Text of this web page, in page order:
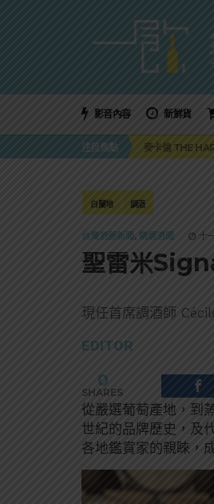
影音內容 新鮮貨
注目焦點
美國正式恢復蘇
麥卡倫 THE
角嗨尬炸物X爽
三得利六ROKU
美國正式恢復蘇
麥卡倫 THE
白蘭地 調酒
台灣酒圈新聞 , 精選酒聞 十
聖雷米
現任首席調酒師
EDITOR
0
SHARES
從嚴選葡萄產地，到
世紀的品牌歷史，及
各地鑑賞家的親睞，